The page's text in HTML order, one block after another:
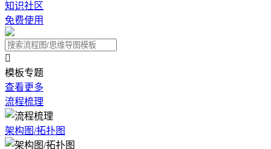
知识社区
免费使用

模板专题
查看更多
流程梳理
架构图/拓扑图